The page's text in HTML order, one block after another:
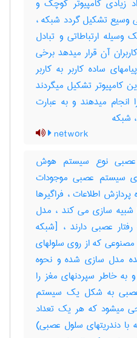
زیادی کامپیوتر کوچک و
وسیع تشکیل گردد شبکه ،
ارتباطاتی و تبادل
آن قرار میدهد برخی
ساده کاربر به کاربر
کامپیوتر تشکیل میگردند
میدهند و به عبارت
‌شبکه
network
نوع سیستم هوش
سیستم عصبی موجودات
اطلاعات ، فراگیرها
شبیه سازی می کند ، مدل
عصبی دارند ، [شبکه
که از روی سلولهای
مدل سازی شده و نحوه
به خاطر سپردنهای مغز را
به شکل یک سیستم
میشود که هر یک تعداد
با دندریتهای سلول عصبی)